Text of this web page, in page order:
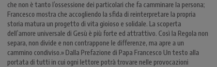
che non è tanto l’ossessione dei particolari che fa camminare la persona;
Francesco mostra che accogliendo la sfida di reinterpretare la propria
storia matura un progetto di vita gioioso e solidale. La scoperta
dell’amore universale di Gesù è più forte ed attrattivo. Così la Regola non
separa, non divide e non contrappone le differenze, ma apre a un
cammino condiviso.» Dalla Prefazione di Papa Francesco Un testo alla
portata di tutti in cui ogni lettore potrà trovare nelle provocazioni